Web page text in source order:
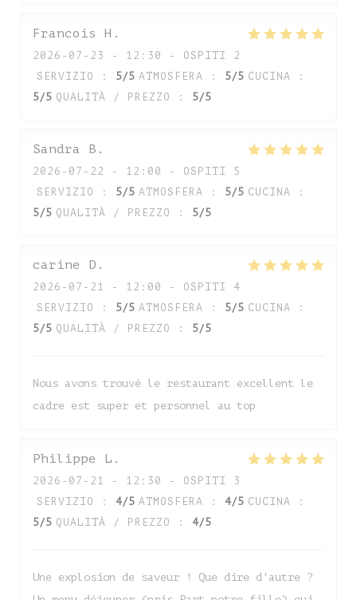
Francois H
2026-07-23
- 12:30 - OSPITI 2
SERVIZIO
: 5/5 ATMOSFERA : 5/5 CUCINA :
5/5 QUALITÀ / PREZZO : 5/5
Sandra B
2026-07-22
- 12:00 - OSPITI 5
SERVIZIO
: 5/5 ATMOSFERA : 5/5 CUCINA :
5/5 QUALITÀ / PREZZO : 5/5
carine D
2026-07-21
- 12:00 - OSPITI 4
SERVIZIO
: 5/5 ATMOSFERA : 5/5 CUCINA :
5/5 QUALITÀ / PREZZO : 5/5
Nous avons trouvé le restaurant excellent le
cadre est super et personnel au top
Philippe L
2026-07-21
- 12:30 - OSPITI 3
SERVIZIO
: 4/5 ATMOSFERA : 4/5 CUCINA :
5/5 QUALITÀ / PREZZO : 4/5
Une explosion de saveur ! Que dire d'autre ?
Auberge de Monceaux